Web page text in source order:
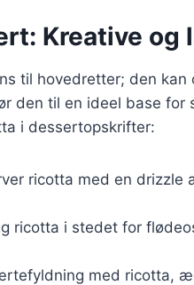
Kreative
til hovedretter; den
den til en ideel base for
i dessertopskrifter:
ricotta med en drizzle
ricotta i stedet for
med ricotta,